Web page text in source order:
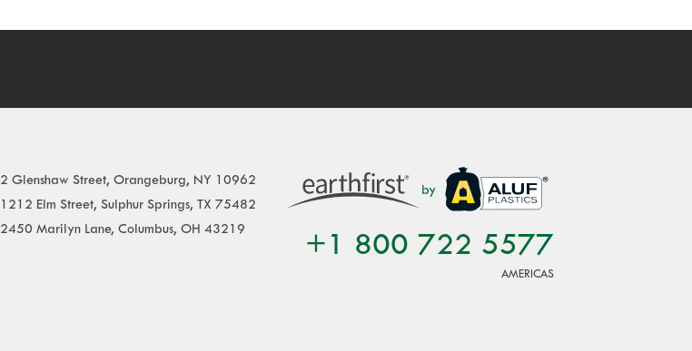
by
+1 800 722 5577
AMERICAS
2 Glenshaw Street, Orangeburg, NY 10962
1212 Elm Street, Sulphur Springs, TX 75482
2450 Marilyn Lane, Columbus, OH 43219